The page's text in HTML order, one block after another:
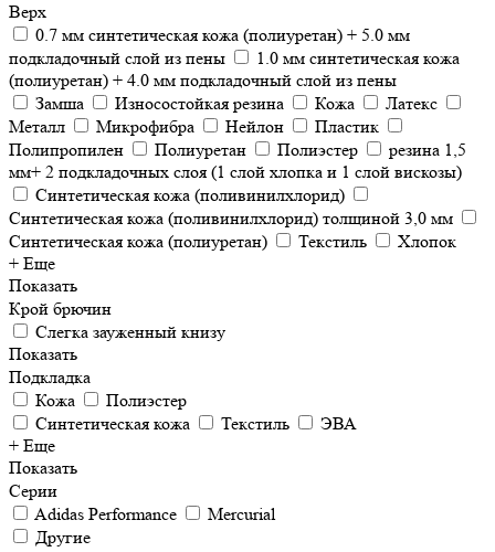
Верх
0.7 мм синтетическая кожа (полиуретан) + 5.0 мм
подкладочный слой из пены
1.0 мм синтетическая кожа
(полиуретан) + 4.0 мм подкладочный слой из пены
Замша
Износостойкая резина Кожа
Латекс
Металл
Микрофибра Нейлон
Пластик
Полипропилен
Полиуретан Полиэстер
резина 1,5
мм+ 2 подкладочных слоя (1 слой хлопка и 1 слой вискозы)
Синтетическая кожа (поливинилхлорид)
Синтетическая кожа (поливинилхлорид) толщиной 3,0 мм
Синтетическая кожа (полиуретан)
Текстиль
Хлопок
+ Еще
Показать
Крой брючин
Слегка зауженный книзу
Показать
Подкладка
Кожа
Полиэстер
Синтетическая кожа
Текстиль
ЭВА
+ Еще
Показать
Серии
Adidas Performance
Mercurial
Другие